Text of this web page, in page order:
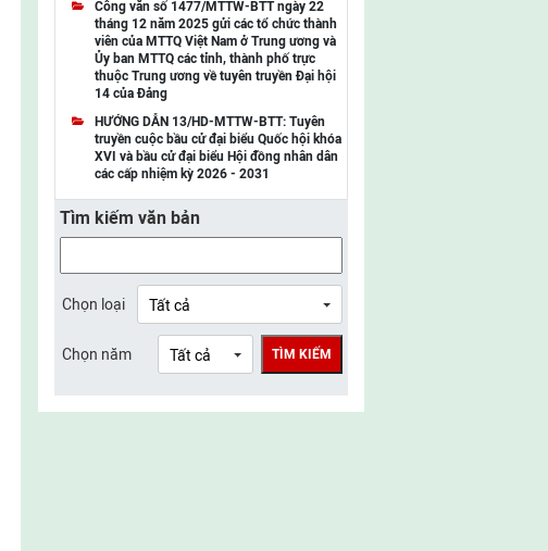
UBMTTQ Việt Nam tỉnh Lạng Sơn
UBMTTQ Việt Nam tỉnh Lai Châu
UBMTTQ Việt Nam tỉnh Điện Biên
UBMTTQ Việt Nam tỉnh Sơn La
UBMTTQ Việt Nam tỉnh Thanh Hóa
UBMTTQ Việt Nam tỉnh Nghệ An
UBMTTQ Việt Nam tỉnh Lào Cai
UBMTTQ Việt Nam tỉnh Thái Nguyên
Công văn số 1477/MTTW-BTT ngày 22
tháng 12 năm 2025 gửi các tổ chức thành
viên của MTTQ Việt Nam ở Trung ương và
Ủy ban MTTQ các tỉnh, thành phố trực
thuộc Trung ương về tuyên truyền Đại hội
14 của Đảng
HƯỚNG DẪN 13/HD-MTTW-BTT: Tuyên
truyền cuộc bầu cử đại biểu Quốc hội khóa
XVI và bầu cử đại biểu Hội đồng nhân dân
các cấp nhiệm kỳ 2026 - 2031
Tìm kiếm văn bản
Chọn loại
Chọn năm TÌM KIẾM